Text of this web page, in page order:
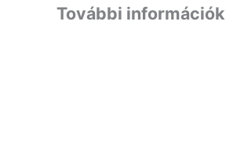
További információk